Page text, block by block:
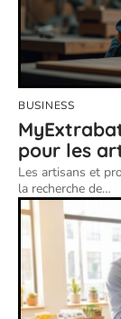
BUSINESS
pour les
Les artisans et
la recherche de…